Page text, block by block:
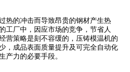
热的冲击而导致昂贵的钢材产生热
工厂中，因应市场的竞争，节省人
营策略是刻不容缓的，压铸模温机的
，成品表面质量提升及可完全自动化
产力的必要手段。